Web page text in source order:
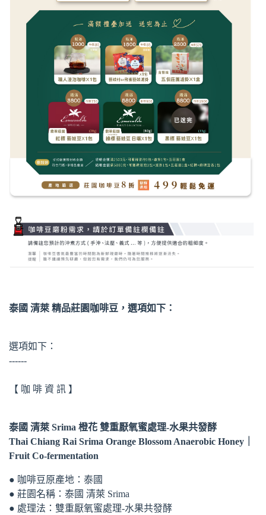
泰國 清萊 精品莊園咖啡豆，選項如下：
選項如下：
------
【 咖 啡 資 訊 】
泰國 清萊 Srima 橙花 雙重厭氧蜜處理-水果共發酵
Thai Chiang Rai Srima Orange Blossom Anaerobic Honey｜
Fruit Co-fermentation
● 咖啡豆原產地：泰國
● 莊園名稱：泰國 清萊 Srima
● 處理法：雙重厭氧蜜處理-水果共發酵